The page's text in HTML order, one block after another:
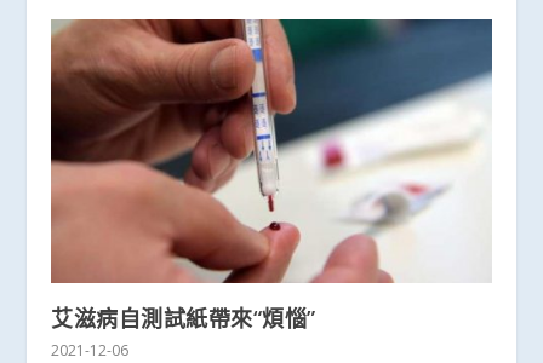
艾滋病自測試紙帶來“煩惱”
2021-12-06